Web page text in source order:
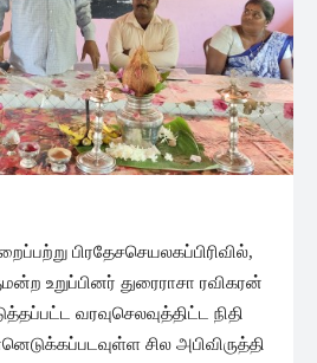
பிரதேசசெயலகப்பிரிவில்,
உறுப்பினர் துரைராசா ரவிகரன்
வரவுசெலவுத்திட்ட நிதி
சில அபிவிருத்தி